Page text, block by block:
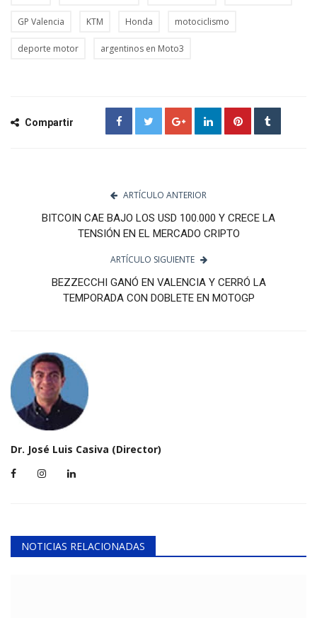
GP Valencia KTM Honda motociclismo
deporte motor argentinos en Moto3
Compartir
ARTÍCULO ANTERIOR
BITCOIN CAE BAJO LOS USD 100.000 Y CRECE LA
TENSIÓN EN EL MERCADO CRIPTO
ARTÍCULO SIGUIENTE
BEZZECCHI GANÓ EN VALENCIA Y CERRÓ LA
TEMPORADA CON DOBLETE EN MOTOGP
Dr. José Luis Casiva (Director)
NOTICIAS RELACIONADAS